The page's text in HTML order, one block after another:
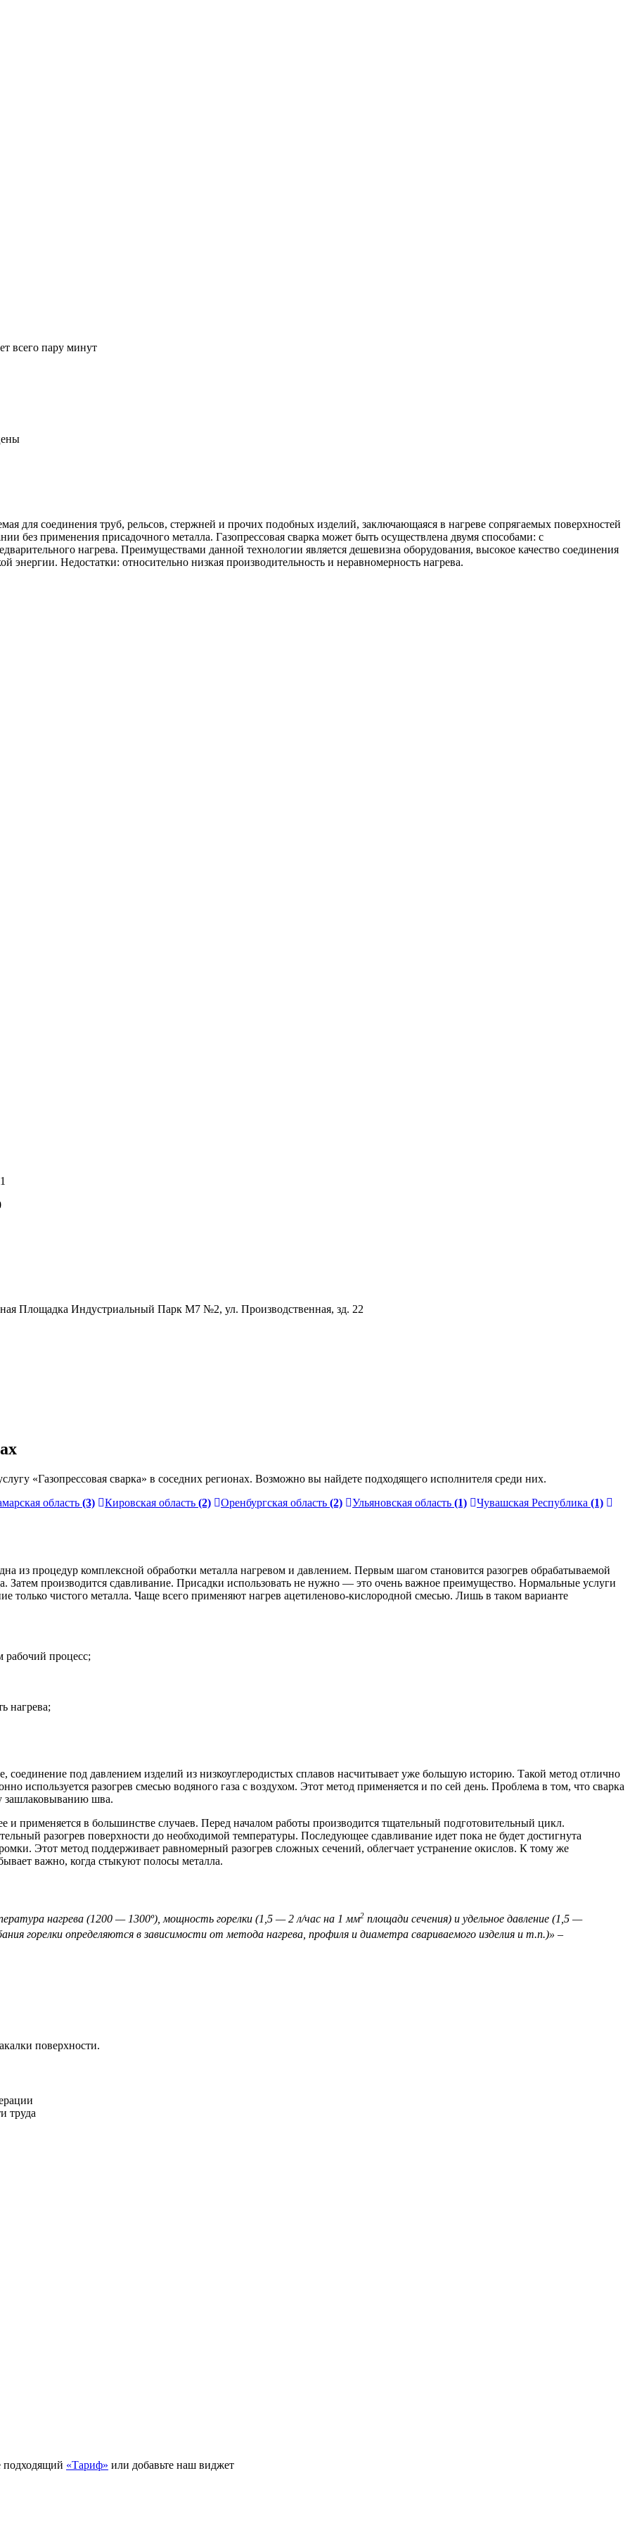
всего пару минут
для соединения труб, рельсов, стержней и прочих подобных изделий, заключающаяся в нагреве сопрягаемых поверхностей
без применения присадочного металла. Газопрессовая сварка может быть осуществлена двумя способами: с
нагрева. Преимуществами данной технологии является дешевизна оборудования, высокое качество соединения
энергии. Недостатки: относительно низкая производительность и неравномерность нагрева.
Площадка Индустриальный Парк М7 №2, ул. Производственная, зд. 22
«Газопрессовая сварка» в соседних регионах. Возможно вы найдете подходящего исполнителя среди них.
область (3) Кировская область (2) Оренбургская область (2) Ульяновская область (1) Чувашская Республика (1)
из процедур комплексной обработки металла нагревом и давлением. Первым шагом становится разогрев обрабатываемой
Затем производится сдавливание. Присадки использовать не нужно — это очень важное преимущество. Нормальные услуги
только чистого металла. Чаще всего применяют нагрев ацетиленово-кислородной смесью. Лишь в таком варианте
рабочий процесс;
нагрева;
соединение под давлением изделий из низкоуглеродистых сплавов насчитывает уже большую историю. Такой метод отлично
используется разогрев смесью водяного газа с воздухом. Этот метод применяется и по сей день. Проблема в том, что сварка
зашлаковыванию шва.
и применяется в большинстве случаев. Перед началом работы производится тщательный подготовительный цикл.
разогрев поверхности до необходимой температуры. Последующее сдавливание идет пока не будет достигнута
Этот метод поддерживает равномерный разогрев сложных сечений, облегчает устранение окислов. К тому же
важно, когда стыкуют полосы металла.
нагрева (1200 — 1300º), мощность горелки (1,5 — 2 л/час на 1 мм2 площади сечения) и удельное давление (1,5 —
горелки определяются в зависимости от метода нагрева, профиля и диаметра свариваемого изделия и т.п.)» –
поверхности.
подходящий «Тариф» или добавьте наш виджет